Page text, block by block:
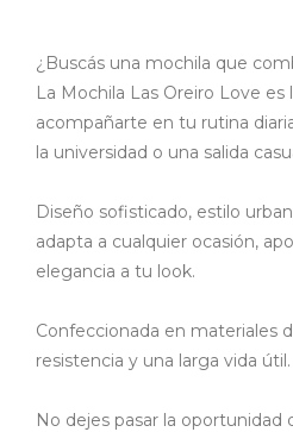
¿Buscás una mochila que
La Mochila Las Oreiro Love es
acompañarte en tu rutina
la universidad o una salida
Diseño sofisticado, estilo
adapta a cualquier ocasión,
elegancia a tu look.
Confeccionada en materiales
resistencia y una larga vida útil.
No dejes pasar la oportunidad